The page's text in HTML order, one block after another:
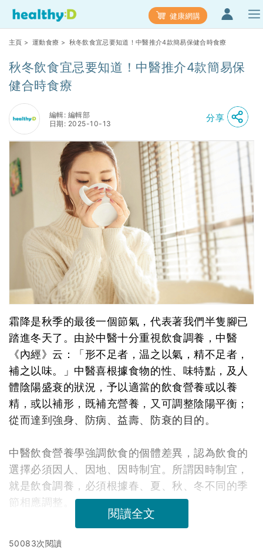
健康網購
主頁 > 運動食療 > 秋冬飲食宜忌要知道！中醫推介4款簡易保健合時食療
秋冬飲食宜忌要知道！中醫推介4款簡易保
健合時食療
編輯: 編輯部
日期: 2025-10-13
分享
霜降是秋季的最後一個節氣，代表著我們半隻腳已
踏進冬天了。由於中醫十分重視飲食調養，中醫
《內經》云：「形不足者，温之以氣，精不足者，
補之以味。」中醫喜根據食物的性、味特點，及人
體陰陽盛衰的狀況，予以適當的飲食營養或以養
精，或以補形，既補充營養，又可調整陰陽平衡；
從而達到強身、防病、益壽、防衰的目的。
中醫飲食營養學強調飲食的個體差異，認為飲食的
選擇必須因人、因地、因時制宜。所謂因時制宜，
就是飲食調養，必須根據春、夏、秋、冬不同的季
節相應調整。
閱讀全文
50083次閱讀